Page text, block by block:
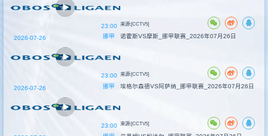
23:00 来源:[CCTV5]
挪甲
23:00
2026-07-26 诺霍斯VS摩斯_挪甲联赛_2026年07月26日
来源:[CCTV5]
挪甲
23:00
2026-07-26 埃格尔森德VS阿萨纳_挪甲联赛_2026年07月26日
来源:[CCTV5]